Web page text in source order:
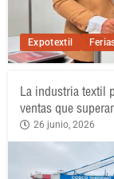
Expotextil
La industria textil
ventas que
26 junio, 2026